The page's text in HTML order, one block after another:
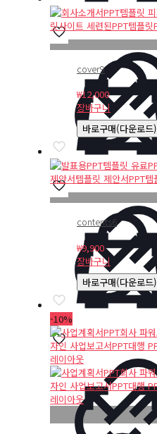
cover9
₩12,000
장바구니
바로구매(다운로드)
contents6
₩9,900
장바구니
바로구매(다운로드)
-10%